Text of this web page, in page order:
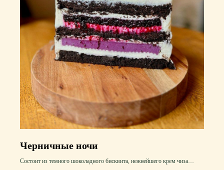
Черничные ночи
Состоит из темного шоколадного бисквита, нежнейшего крем чиза